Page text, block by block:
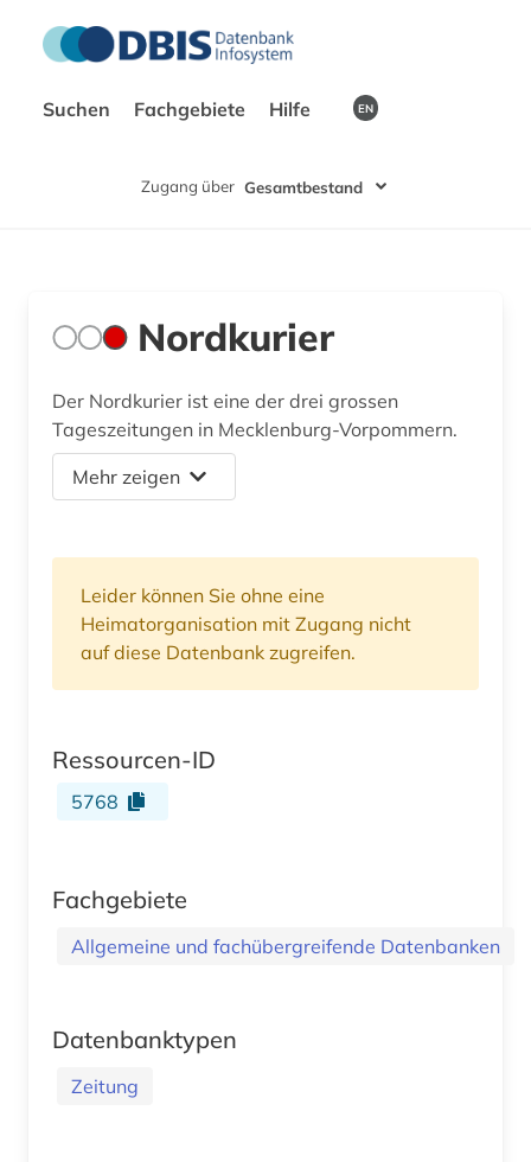
Suchen Fachgebiete Hilfe EN
Zugang über Gesamtbestand
Nordkurier
Der Nordkurier ist eine der drei grossen
Tageszeitungen in Mecklenburg-Vorpommern.
Mehr zeigen
Leider können Sie ohne eine
Heimatorganisation mit Zugang nicht
auf diese Datenbank zugreifen.
Ressourcen-ID
5768
Fachgebiete
Allgemeine und fachübergreifende Datenbanken
Datenbanktypen
Zeitung